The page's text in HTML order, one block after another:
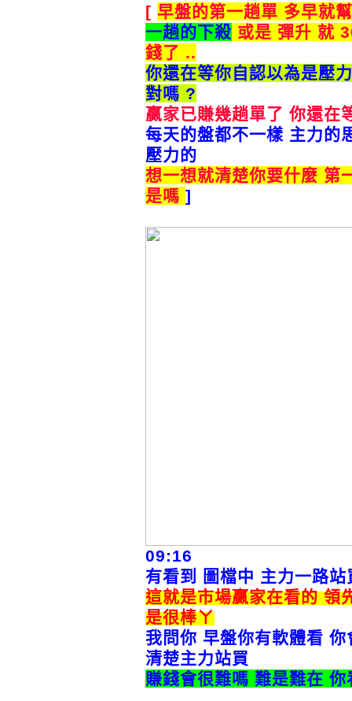
[ 早盤的第一趟單 多早就
一趟的下殺 或是 彈升 就
錢了 ..
你還在等你自認以為是壓
對嗎 ?
贏家已賺幾趟單了 你還在
每天的盤都不一樣 主力的
壓力的
想一想就清楚你要什麼 第
是嗎 ]
09:16
有看到 圖檔中 主力一路
這就是市場贏家在看的 領
是很棒ㄚ
我問你 早盤你有軟體看
清楚主力站買
賺錢會很難嗎 難是難在